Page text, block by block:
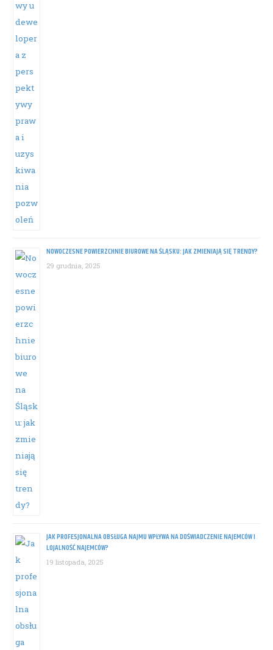
NOWOCZESNE POWIERZCHNIE BIUROWE NA ŚLĄSKU: JAK ZMIENIAJĄ SIĘ TRENDY?
29 grudnia, 2025
JAK PROFESJONALNA OBSŁUGA NAJMU WPŁYWA NA DOŚWIADCZENIE NAJEMCÓW I
LOJALNOŚĆ NAJEMCÓW?
19 listopada, 2025